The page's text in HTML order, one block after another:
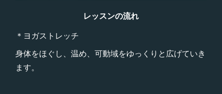
レッスンの流れ
＊ヨガストレッチ
身体をほぐし、温め、可動域をゆっくりと広げていき
ます。